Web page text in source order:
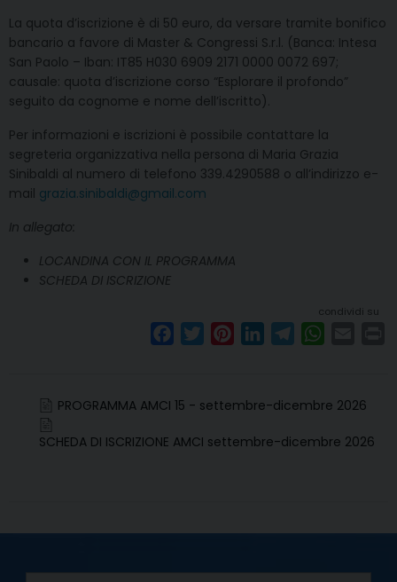
La quota d’iscrizione è di 50 euro, da versare tramite bonifico
bancario a favore di Master & Congressi S.r.l. (Banca: Intesa
San Paolo – Iban: IT85 H030 6909 2171 0000 0072 697;
causale: quota d’iscrizione corso “Esplorare il profondo”
seguito da cognome e nome dell’iscritto).
Per informazioni e iscrizioni è possibile contattare la
segreteria organizzativa nella persona di Maria Grazia
Sinibaldi al numero di telefono 339.4290588 o all’indirizzo e-
mail grazia.sinibaldi@gmail.com
In allegato:
LOCANDINA CON IL PROGRAMMA
SCHEDA DI ISCRIZIONE
condividi su
e
o
t
e
t
r
k
d
e
r
t
A
i
PROGRAMMA AMCI 15 - settembre-dicembre 2026
SCHEDA DI ISCRIZIONE AMCI settembre-dicembre 2026